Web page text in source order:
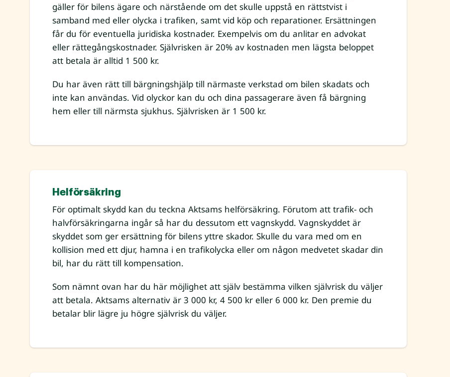
gäller för bilens ägare och närstående om det skulle uppstå en rättstvist i
samband med eller olycka i trafiken, samt vid köp och reparationer. Ersättningen
får du för eventuella juridiska kostnader. Exempelvis om du anlitar en advokat
eller rättegångskostnader. Självrisken är 20% av kostnaden men lägsta beloppet
att betala är alltid 1 500 kr.
Du har även rätt till bärgningshjälp till närmaste verkstad om bilen skadats och
inte kan användas. Vid olyckor kan du och dina passagerare även få bärgning
hem eller till närmsta sjukhus. Självrisken är 1 500 kr.
Helförsäkring
För optimalt skydd kan du teckna Aktsams helförsäkring. Förutom att trafik- och
halvförsäkringarna ingår så har du dessutom ett vagnskydd. Vagnskyddet är
skyddet som ger ersättning för bilens yttre skador. Skulle du vara med om en
kollision med ett djur, hamna i en trafikolycka eller om någon medvetet skadar din
bil, har du rätt till kompensation.
Som nämnt ovan har du här möjlighet att själv bestämma vilken självrisk du väljer
att betala. Aktsams alternativ är 3 000 kr, 4 500 kr eller 6 000 kr. Den premie du
betalar blir lägre ju högre självrisk du väljer.